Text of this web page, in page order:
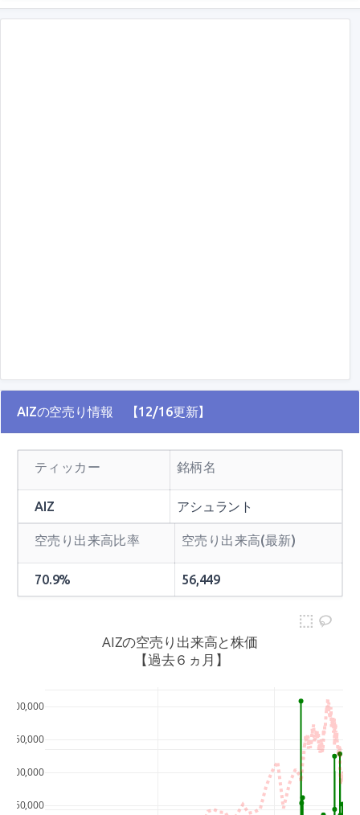
AIZの空売り情報 【12/16更新】
ティッカー 銘柄名
AIZ アシュラント
空売り出来高比率 空売り出来高(最新)
70.9% 56,449
150,000
200,000
250,000
300,000
AIZの空売り出来高と株価
【過去６ヵ月】